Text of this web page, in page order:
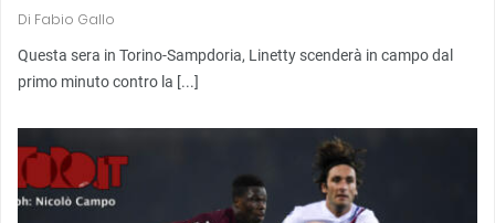
Di Fabio Gallo
Questa sera in Torino-Sampdoria, Linetty scenderà in campo dal
primo minuto contro la [...]